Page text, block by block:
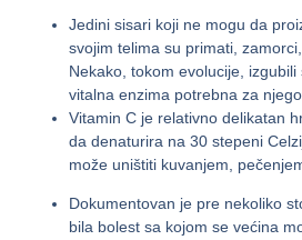
Jedini sisari koji ne mogu da
svojim telima su primati,
Nekako, tokom evolucije,
vitalna enzima potrebna za
Vitamin C je relativno delikatan
da denaturira na 30 stepeni
može uništiti kuvanjem,
Dokumentovan je pre nekoliko
bila bolest sa kojom se većina